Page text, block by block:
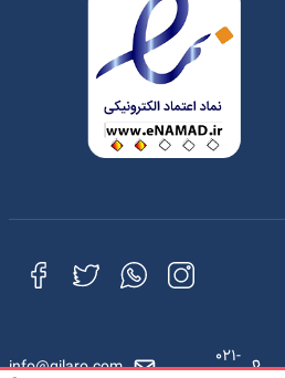
021-
info@gilaro.com